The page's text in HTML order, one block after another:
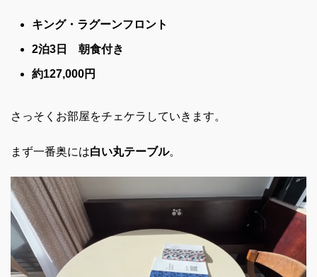
キング・ラグーンフロント
2泊3日 朝食付き
約127,000円
さっそくお部屋をチェケラしていきます。
まず一番奥には白い丸テーブル。